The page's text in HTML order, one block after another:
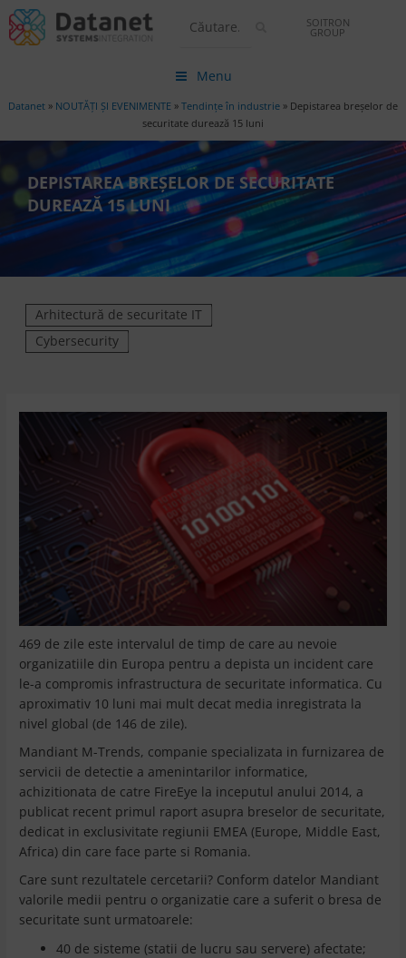
SOITRON
GROUP
Menu
Datanet » NOUTĂȚI ȘI EVENIMENTE » Tendințe în industrie » Depistarea breșelor de
securitate durează 15 luni
DEPISTAREA BREȘELOR DE SECURITATE
DUREAZĂ 15 LUNI
Arhitectură de securitate IT
Cybersecurity
469 de zile este intervalul de timp de care au nevoie
organizatiile din Europa pentru a depista un incident care
le-a compromis infrastructura de securitate informatica. Cu
aproximativ 10 luni mai mult decat media inregistrata la
nivel global (de 146 de zile).
Mandiant M-Trends, companie specializata in furnizarea de
servicii de detectie a amenintarilor informatice,
achizitionata de catre FireEye la inceputul anului 2014, a
publicat recent primul raport asupra breselor de securitate,
dedicat in exclusivitate regiunii EMEA (Europe, Middle East,
Africa) din care face parte si Romania.
Care sunt rezultatele cercetarii? Conform datelor Mandiant
valorile medii pentru o organizatie care a suferit o bresa de
securitate sunt urmatoarele:
40 de sisteme (statii de lucru sau servere) afectate;